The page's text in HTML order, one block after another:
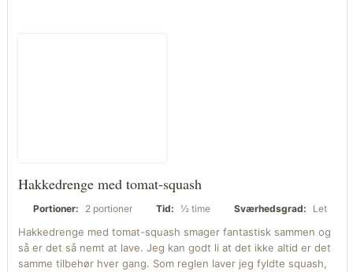
Hakkedrenge med tomat-squash
Portioner: 2 portioner Tid: ½ time Sværhedsgrad: Let
Hakkedrenge med tomat-squash smager fantastisk sammen og
så er det så nemt at lave. Jeg kan godt li at det ikke altid er det
samme tilbehør hver gang. Som reglen laver jeg fyldte squash,